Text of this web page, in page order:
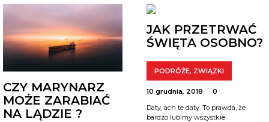
CZY MARYNARZ
MOŻE ZARABIAĆ
NA LĄDZIE ?
JAK PRZETRWAĆ
ŚWIĘTA OSOBNO?
PODRÓŻE, ZWIĄZKI
10 grudnia, 2018
0
Daty, ach te daty. To prawda, że
bardzo lubimy wszystkie